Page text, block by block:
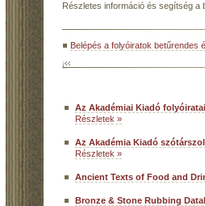
Részletes információ és segítség a
Belépés a folyóiratok betűrendes
Az Akadémiai Kiadó folyóiratai
Részletek »
Az Akadémia Kiadó
Részletek »
Ancient Texts of Food and
Bronze & Stone Rubbing